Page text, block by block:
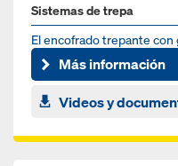
Sistemas de trepa
El encofrado trepante
muros verticales
Más información
Videos y